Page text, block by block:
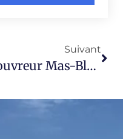
Suivant
Couvreur Mas-Blanc-Des-Alpilles 13103